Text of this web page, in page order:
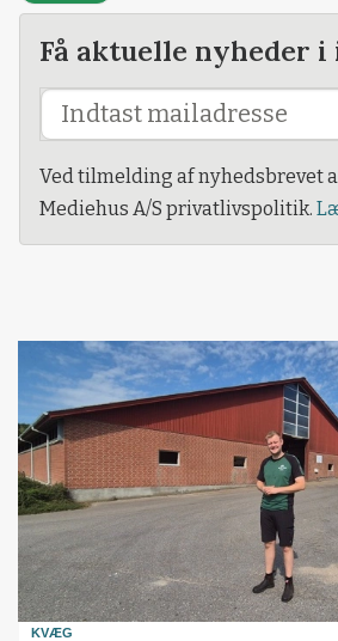
Få aktuelle nyheder i
Ved tilmelding af nyhedsbrevet
Mediehus A/S privatlivspolitik.
KVÆG